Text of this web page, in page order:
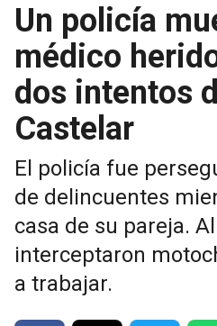
Un policía
médico
dos intentos
Castelar
El policía fue
de delincuentes
casa de su pareja.
interceptaron
a trabajar.